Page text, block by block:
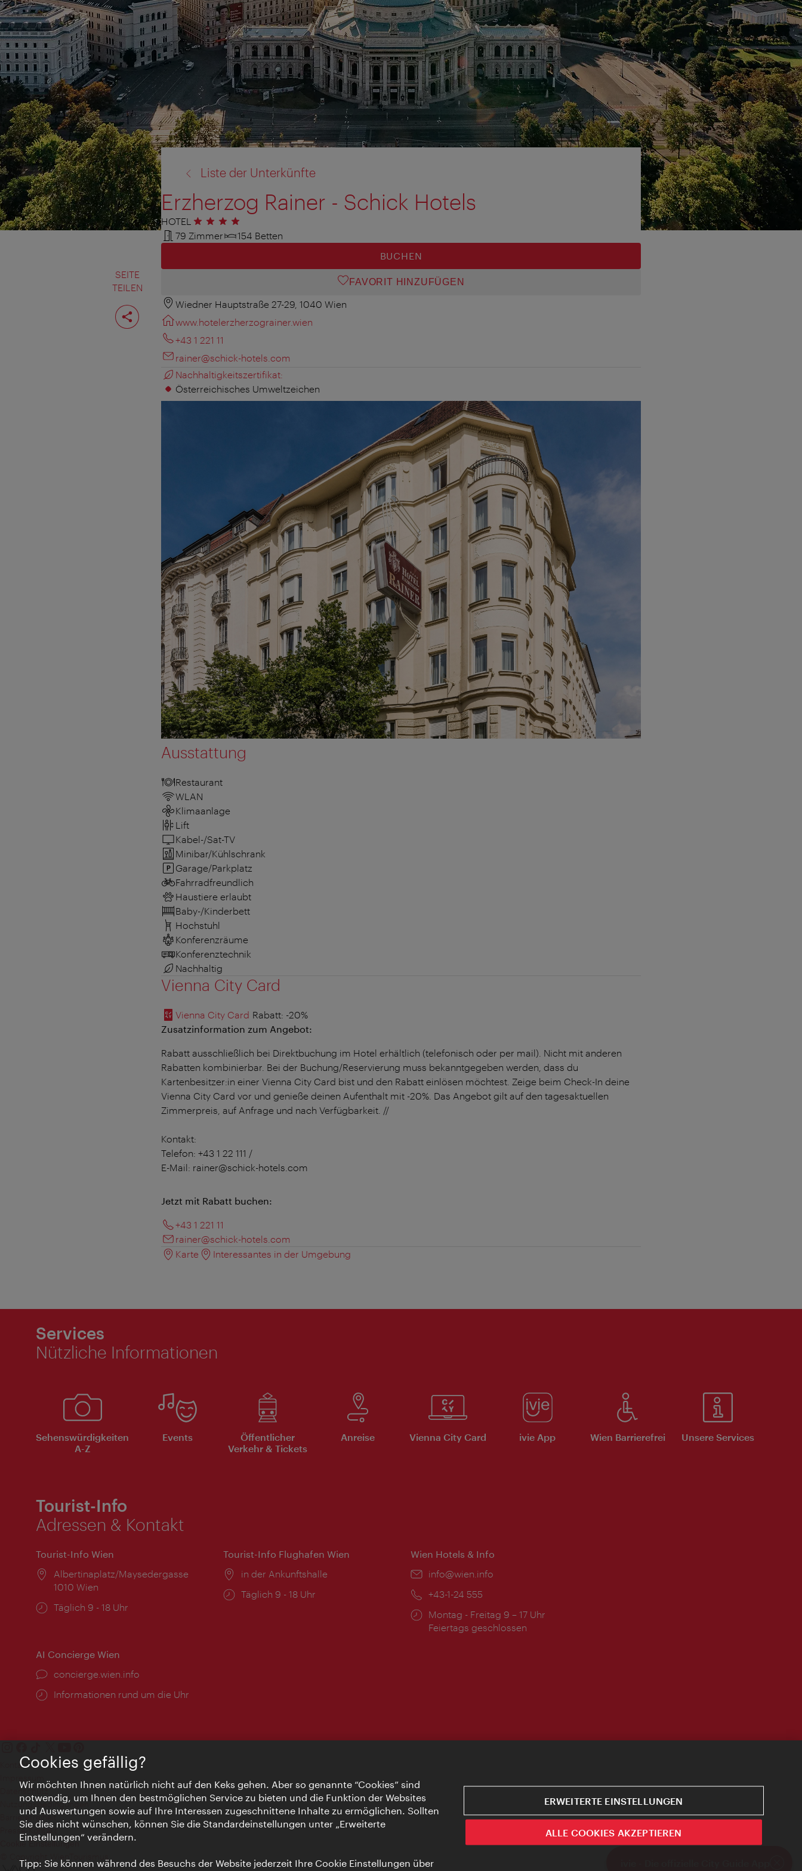
SEITE
TEILEN
Seite
teilen
Liste der Unterkünfte
Erzherzog Rainer - Schick Hotels
HOTEL 4 Sterne
79 Zimmer
154 Betten
BUCHEN
FAVORIT HINZUFÜGEN
Wiedner Hauptstraße 27-29, 1040 Wien
www.hotelerzherzograiner.wien
+43 1 221 11
rainer@schick-hotels.com
Nachhaltigkeitszertifikat:
Österreichisches Umweltzeichen
Ausstattung
Restaurant
WLAN
Klimaanlage
Lift
Kabel-/Sat-TV
Minibar/Kühlschrank
Garage/Parkplatz
Fahrradfreundlich
Haustiere erlaubt
Baby-/Kinderbett
Hochstuhl
Konferenzräume
Konferenztechnik
Nachhaltig
Vienna City Card
Vienna City Card Rabatt: -20%
Zusatzinformation zum Angebot:
Rabatt ausschließlich bei Direktbuchung im Hotel erhältlich (telefonisch oder per mail). Nicht mit anderen
Rabatten kombinierbar. Bei der Buchung/Reservierung muss bekanntgegeben werden, dass du
Kartenbesitzer:in einer Vienna City Card bist und den Rabatt einlösen möchtest. Zeige beim Check-In deine
Vienna City Card vor und genieße deinen Aufenthalt mit -20%. Das Angebot gilt auf den tagesaktuellen
Zimmerpreis, auf Anfrage und nach Verfügbarkeit. //
Kontakt:
Telefon: +43 1 22 111 /
E-Mail: rainer@schick-hotels.com
Jetzt mit Rabatt buchen:
+43 1 221 11
rainer@schick-hotels.com
Karte
Interessantes in der Umgebung
Services
Nützliche Informationen
Sehenswürdigkeiten
A-Z
Events
Öffentlicher
Verkehr & Tickets
Anreise Vienna City Card ivie App Wien Barrierefrei Unsere Services
Tourist-Info
Adressen & Kontakt
Tourist-Info Wien
Ort:
Albertinaplatz/Maysedergasse
1010 Wien
Öffnungszeiten:
Täglich 9 - 18 Uhr
Tourist-Info Flughafen Wien
Ort:
in der Ankunftshalle
Öffnungszeiten:
Täglich 9 - 18 Uhr
Wien Hotels & Info
Email:
info@wien.info
Telefon:
+43-1-24 555
Öffnungszeiten:
Montag - Freitag 9 – 17 Uhr
Feiertags geschlossen
AI Concierge Wien
Ort:
concierge.wien.info
Öffnungszeiten:
Informationen rund um die Uhr
Kontakt
Datenschutz
Nutzungsbedingungen
Barrierefreiheit
Presse-Kontakt
Cookie Einstellungen
Cookies gefällig?
Wir möchten Ihnen natürlich nicht auf den Keks gehen. Aber so genannte “Cookies” sind
notwendig, um Ihnen den bestmöglichen Service zu bieten und die Funktion der Websites
und Auswertungen sowie auf Ihre Interessen zugeschnittene Inhalte zu ermöglichen. Sollten
Sie dies nicht wünschen, können Sie die Standardeinstellungen unter „Erweiterte
Einstellungen“ verändern.
Tipp: Sie können während des Besuchs der Website jederzeit Ihre Cookie Einstellungen über
ERWEITERTE EINSTELLUNGEN
ALLE COOKIES AKZEPTIEREN